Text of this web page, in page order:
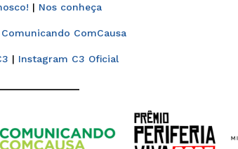
| Nos conheça
ComCausa
| Instagram C3 Oficial